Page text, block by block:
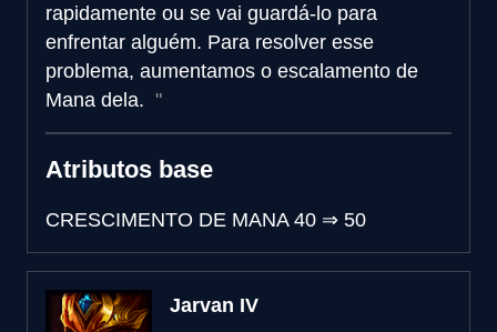
rapidamente ou se vai guardá-lo para
enfrentar alguém. Para resolver esse
problema, aumentamos o escalamento de
Mana dela.
Atributos base
CRESCIMENTO DE MANA 40 ⇒ 50
Jarvan IV